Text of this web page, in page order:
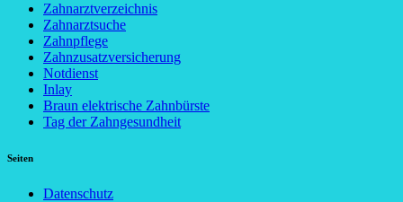
Zahnarztverzeichnis
Zahnarztsuche
Zahnpflege
Zahnzusatzversicherung
Notdienst
Inlay
Braun elektrische Zahnbürste
Tag der Zahngesundheit
Seiten
Datenschutz